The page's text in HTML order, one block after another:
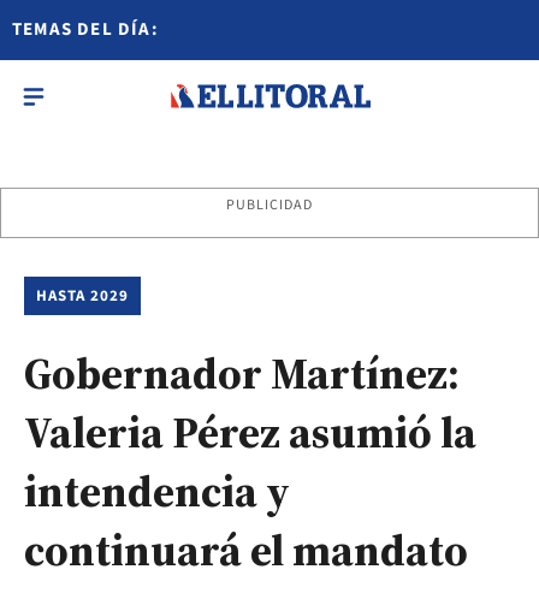
TEMAS DEL DÍA:
PUBLICIDAD
HASTA 2029
Gobernador Martínez:
Valeria Pérez asumió la
intendencia y
continuará el mandato